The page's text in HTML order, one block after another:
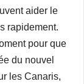
aider le
rapidement.
pour que
du nouvel
les Canaris,